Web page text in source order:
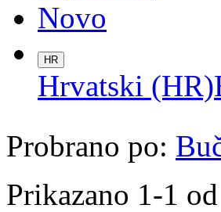
Novo
HR
Hrvatski (HR)
Probrano po:
Prikazano 1-1